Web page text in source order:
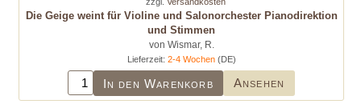
Die Geige weint für Violine und Salonorchester Pianodirektion
und Stimmen
von Wismar, R.
Lieferzeit: 2-4 Wochen(DE)
In den Warenkorb Ansehen